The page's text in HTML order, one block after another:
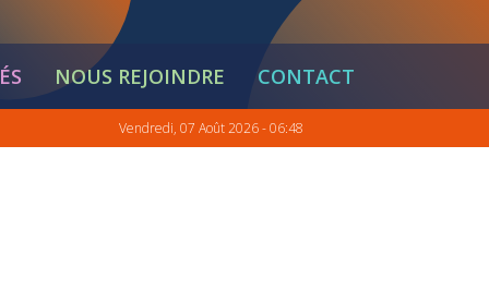
NOUS REJOINDRE CONTACT
Vendredi, 07 Août 2026 - 06:48